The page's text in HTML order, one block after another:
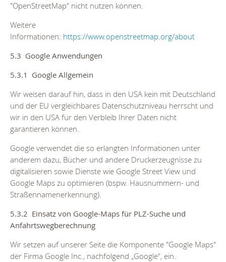
"OpenStreetMap" nicht nutzen können.
Weitere
Informationen: https://www.openstreetmap.org/about
5.3 Google Anwendungen
5.3.1 Google Allgemein
Wir weisen darauf hin, dass in den USA kein mit Deutschland
und der EU vergleichbares Datenschutzniveau herrscht und
wir in den USA für den Verbleib Ihrer Daten nicht
garantieren können.
Google verwendet die so erlangten Informationen unter
anderem dazu, Bücher und andere Druckerzeugnisse zu
digitalisieren sowie Dienste wie Google Street View und
Google Maps zu optimieren (bspw. Hausnummern- und
Straßennamenerkennung).
5.3.2 Einsatz von Google-Maps für PLZ-Suche und
Anfahrtswegberechnung
Wir setzen auf unserer Seite die Komponente "Google Maps"
der Firma Google Inc., nachfolgend „Google“, ein.